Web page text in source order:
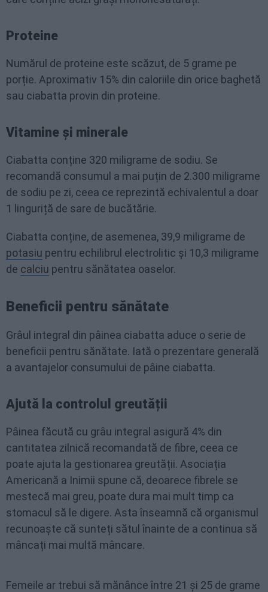
Proteine
Numărul de proteine este scăzut, de 5 grame pe
porție. Aproximativ 15% din caloriile din orice baghetă
sau ciabatta provin din proteine.
Vitamine și minerale
Ciabatta conține 320 miligrame de sodiu. Se
recomandă consumul a mai puțin de 2.300 miligrame
de sodiu pe zi, ceea ce reprezintă echivalentul a doar
1 linguriță de sare de bucătărie.
Ciabatta conține, de asemenea, 39,9 miligrame de
potasiu pentru echilibrul electrolitic și 10,3 miligrame
de calciu pentru sănătatea oaselor.
Beneficii pentru sănătate
Grâul integral din pâinea ciabatta aduce o serie de
beneficii pentru sănătate. Iată o prezentare generală
a avantajelor consumului de pâine ciabatta.
Ajută la controlul greutății
Pâinea făcută cu grâu integral asigură 4% din
cantitatea zilnică recomandată de fibre, ceea ce
poate ajuta la gestionarea greutății. Asociația
Americană a Inimii spune că, deoarece fibrele se
mestecă mai greu, poate dura mai mult timp ca
stomacul să le digere. Asta înseamnă că organismul
recunoaște că sunteți sătul înainte de a continua să
mâncați mai multă mâncare.
Femeile ar trebui să mănânce între 21 și 25 de grame